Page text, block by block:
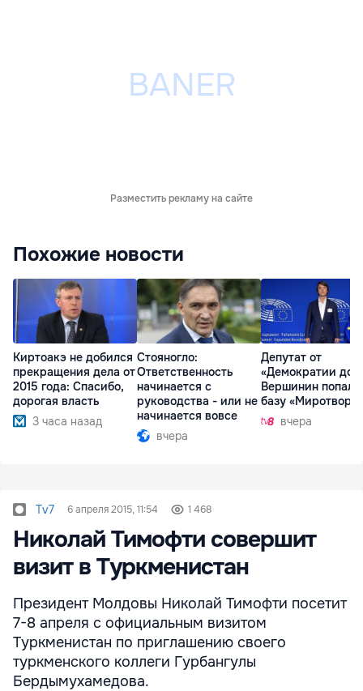
Разместить рекламу на сайте
Похожие новости
Киртоакэ не добился
прекращения дела от
2015 года: Спасибо,
дорогая власть
3 часа назад
Стояногло:
Ответственность
начинается с
руководства - или не
начинается вовсе
вчера
Депутат от
«Демократии
Вершинин попал в
базу
вчера
Tv7 6 апреля 2015, 11:54 1 468
Николай Тимофти совершит
визит в Туркменистан
Президент Молдовы Николай Тимофти посетит
7-8 апреля с официальным визитом
Туркменистан по приглашению своего
туркменского коллеги Гурбангулы
Бердымухамедова.